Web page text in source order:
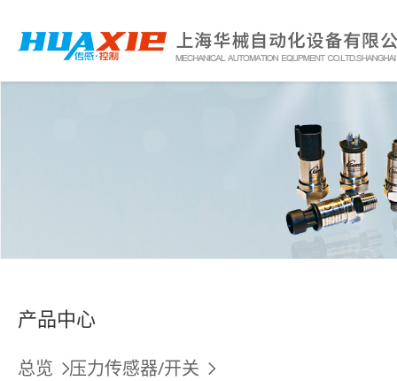
产品中心
总览 压力传感器/开关